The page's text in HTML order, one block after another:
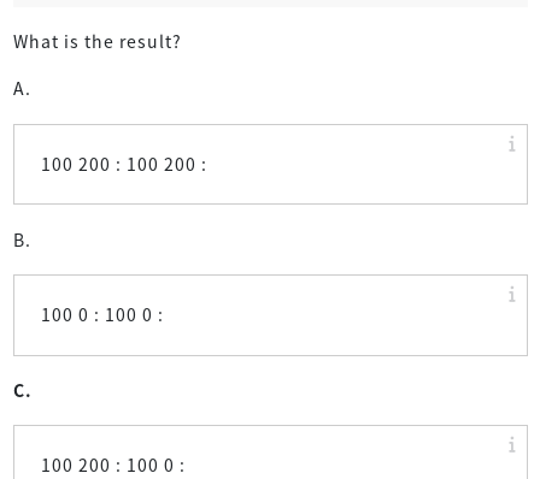
What is the result?
A.
100 200 : 100 200 :
B.
100 0 : 100 0 :
C.
100 200 : 100 0 :